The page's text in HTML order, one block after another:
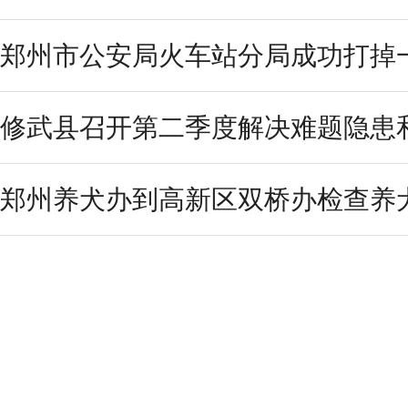
郑州市公安局火车站分局成功打掉
修武县召开第二季度解决难题隐患
郑州养犬办到高新区双桥办检查养